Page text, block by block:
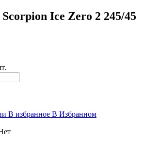
Ice Zero 2 245/45
В избранное В Избранном